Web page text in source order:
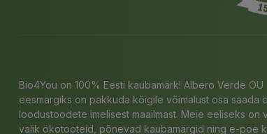
Bio4You on 100% Eesti kaubamärk! Albero Verde OÜ
eesmärgiks on pakkuda kõigile võimalust osa saada
loodustoodete imelisest maailmast. Meie eeliseks on
valik ökotooteid, põnevad kaubamärgid ning e-poe